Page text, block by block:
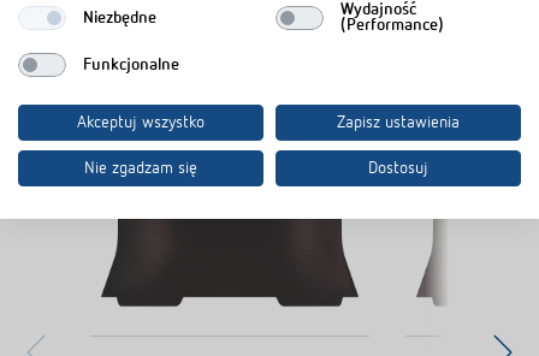
Produkty powiązane
Niezbędne
Wydajność
(Performance)
Funkcjonalne
Akceptuj wszystko Zapisz ustawienia
Nie zgadzam się Dostosuj